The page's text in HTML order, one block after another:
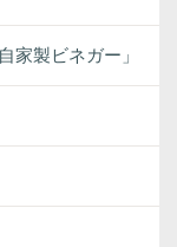
家製ビネガー」